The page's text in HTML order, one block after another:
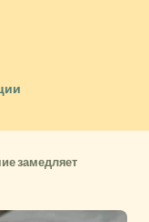
замедляет